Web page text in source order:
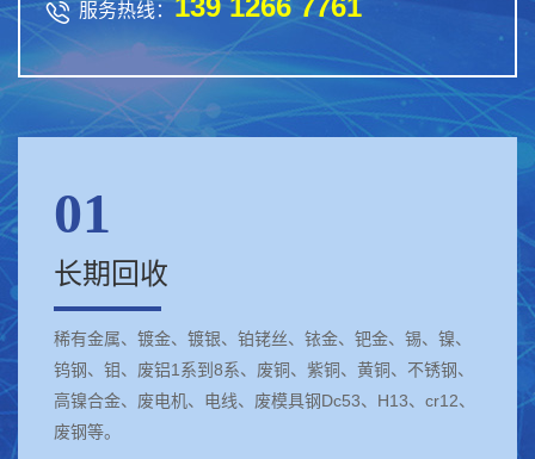
 服务热线：
01
长期回收
稀有金属、镀金、镀银、铂铑丝、铱金、钯金、锡、镍、
钨钢、钼、废铝1系到8系、废铜、紫铜、黄铜、不锈钢、
高镍合金、废电机、电线、废模具钢Dc53、H13、cr12、
废钢等。